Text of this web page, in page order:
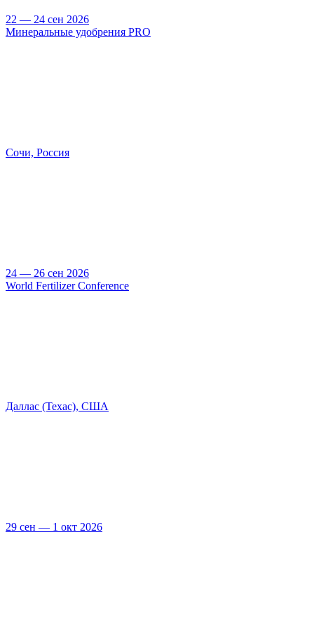
22 — 24 сен 2026
Минеральные удобрения PRO
Сочи, Россия
24 — 26 сен 2026
World Fertilizer Conference
Даллас (Техас), США
29 сен — 1 окт 2026